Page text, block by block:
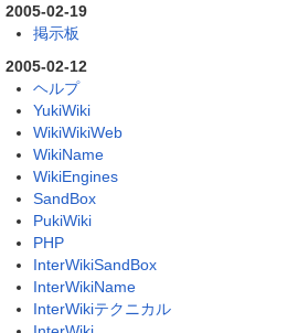
2005-02-19
掲示板
2005-02-12
ヘルプ
YukiWiki
WikiWikiWeb
WikiName
WikiEngines
SandBox
PukiWiki
PHP
InterWikiSandBox
InterWikiName
InterWikiテクニカル